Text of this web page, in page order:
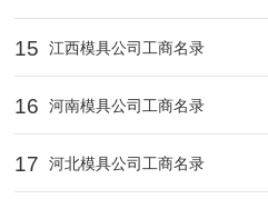
15 江西模具公司工商名录
16 河南模具公司工商名录
17 河北模具公司工商名录